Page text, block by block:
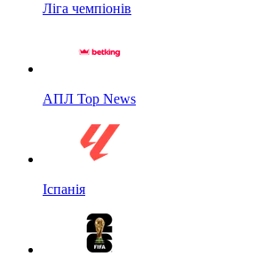
Ліга чемпіонів
АПЛ Top News
Іспанія